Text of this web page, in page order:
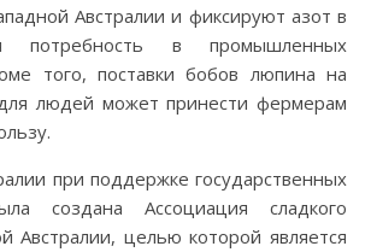
Австралии и фиксируют азот в
потребность в промышленных
того, поставки бобов люпина на
людей может принести фермерам
при поддержке государственных
создана Ассоциация сладкого
Австралии, целью которой является